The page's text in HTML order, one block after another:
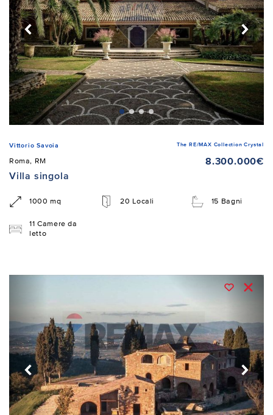
Vittorio Savoia The RE/MAX Collection Crystal
Roma, RM
8.300.000€
Villa singola
1000 mq 20 Locali 15 Bagni
11 Camere da
letto